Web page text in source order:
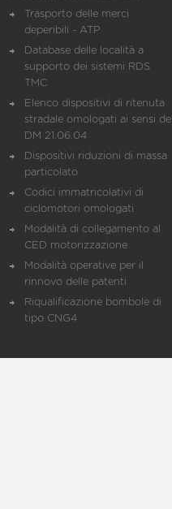
Trasporto delle merci
deperibili - ATP
Database delle località a
supporto dei sistemi RDS
TMC
Elenco dispositivi di ritenuta
stradale omologati ai sensi del
DM 21.06.04
Dispositivi riduzioni di massa
particolato
Codici immatricolativi di
ciclomotori omologati
Modalità di collegamento al
CED motorizzazione
Modalità operative per il
rinnovo delle patenti
Riqualificazione bombole di
tipo CNG4